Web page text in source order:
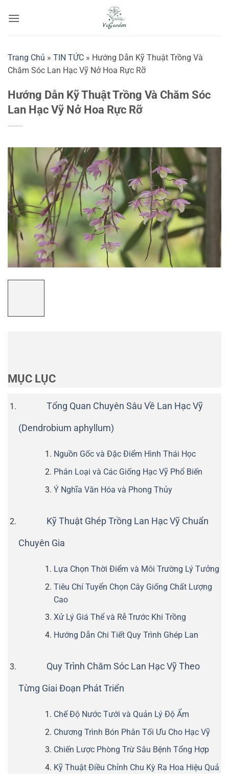
qua
Trang Chủ » TIN TỨC » Hướng Dẫn Kỹ Thuật Trồng Và
Chăm Sóc Lan Hạc Vỹ Nở Hoa Rực Rỡ
Hướng Dẫn Kỹ Thuật Trồng Và Chăm Sóc
Lan Hạc Vỹ Nở Hoa Rực Rỡ
MỤC LỤC
Tổng Quan Chuyên Sâu Về Lan Hạc Vỹ
(Dendrobium aphyllum)
Nguồn Gốc và Đặc Điểm Hình Thái Học
Phân Loại và Các Giống Hạc Vỹ Phổ Biến
Ý Nghĩa Văn Hóa và Phong Thủy
Kỹ Thuật Ghép Trồng Lan Hạc Vỹ Chuẩn
Chuyên Gia
Lựa Chọn Thời Điểm và Môi Trường Lý Tưởng
Tiêu Chí Tuyển Chọn Cây Giống Chất Lượng
Cao
Xử Lý Giá Thể và Rễ Trước Khi Trồng
Hướng Dẫn Chi Tiết Quy Trình Ghép Lan
Quy Trình Chăm Sóc Lan Hạc Vỹ Theo
Từng Giai Đoạn Phát Triển
Chế Độ Nước Tưới và Quản Lý Độ Ẩm
Chương Trình Bón Phân Tối Ưu Cho Hạc Vỹ
Chiến Lược Phòng Trừ Sâu Bệnh Tổng Hợp
Kỹ Thuật Điều Chỉnh Chu Kỳ Ra Hoa Hiệu Quả